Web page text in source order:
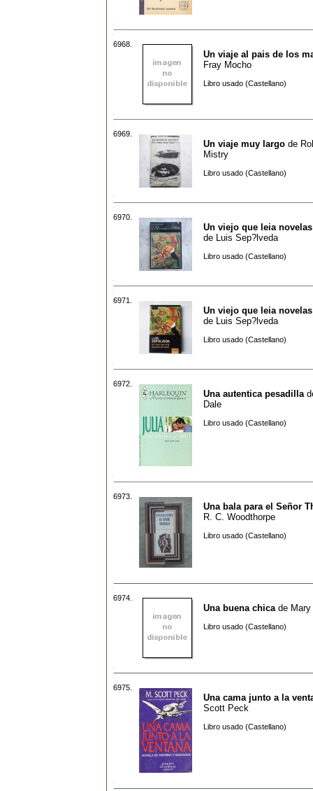
6968.
Un viaje al pais de los
Fray Mocho
Libro usado (Castellano)
6969.
Un viaje muy largo de
Mistry
Libro usado (Castellano)
6970.
Un viejo que leia
de
Luis Sep?lveda
Libro usado (Castellano)
6971.
Un viejo que leia
de
Luis Sep?lveda
Libro usado (Castellano)
6972.
Una autentica pesadilla
Dale
Libro usado (Castellano)
6973.
Una bala para el Señor
R. C. Woodthorpe
Libro usado (Castellano)
6974.
Una buena chica de
Libro usado (Castellano)
6975.
Una cama junto a la
Scott Peck
Libro usado (Castellano)